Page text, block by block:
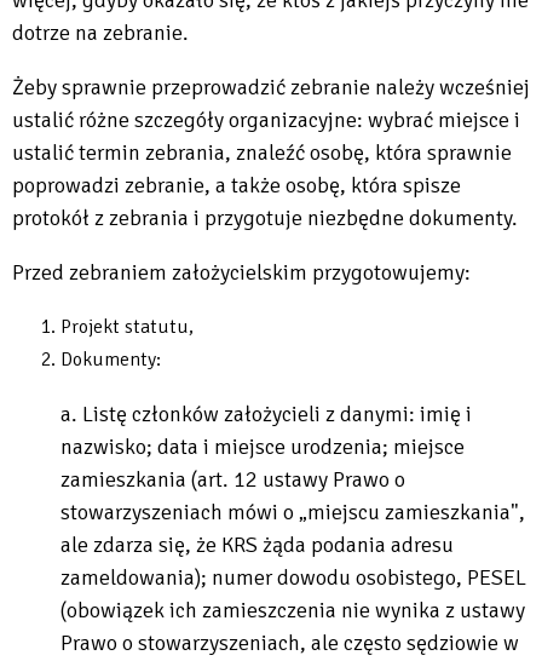
dotrze na zebranie.
Żeby sprawnie przeprowadzić zebranie należy wcześniej
ustalić różne szczegóły organizacyjne: wybrać miejsce i
ustalić termin zebrania, znaleźć osobę, która sprawnie
poprowadzi zebranie, a także osobę, która spisze
protokół z zebrania i przygotuje niezbędne dokumenty.
Przed zebraniem założycielskim przygotowujemy:
Projekt statutu,
Dokumenty:
a. Listę członków założycieli z danymi: imię i
nazwisko; data i miejsce urodzenia; miejsce
zamieszkania (art. 12 ustawy Prawo o
stowarzyszeniach mówi o „miejscu zamieszkania",
ale zdarza się, że KRS żąda podania adresu
zameldowania); numer dowodu osobistego, PESEL
(obowiązek ich zamieszczenia nie wynika z ustawy
Prawo o stowarzyszeniach, ale często sędziowie w